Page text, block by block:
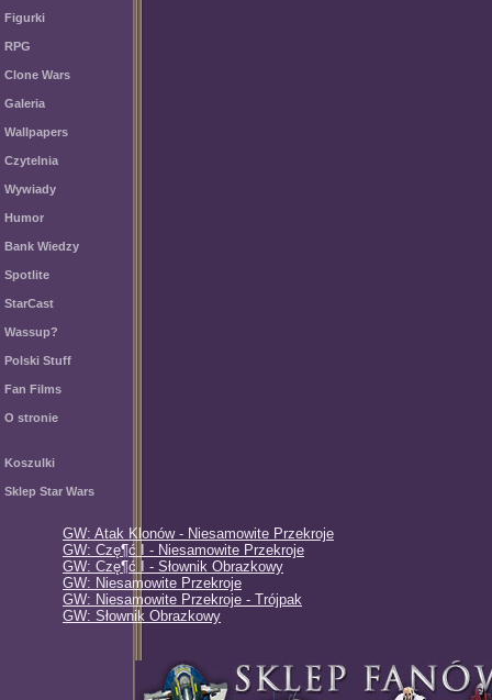
Figurki
RPG
Clone Wars
Galeria
Wallpapers
Czytelnia
Wywiady
Humor
Bank Wiedzy
Spotlite
StarCast
Wassup?
Polski Stuff
Fan Films
O stronie
Koszulki
Sklep Star Wars
GW: Atak Klonów - Niesamowite Przekroje
GW: Czę¶ć I - Niesamowite Przekroje
GW: Czę¶ć I - Słownik Obrazkowy
GW: Niesamowite Przekroje
GW: Niesamowite Przekroje - Trójpak
GW: Słownik Obrazkowy